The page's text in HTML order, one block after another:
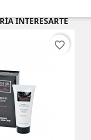
INTERESARTE
favorite_border